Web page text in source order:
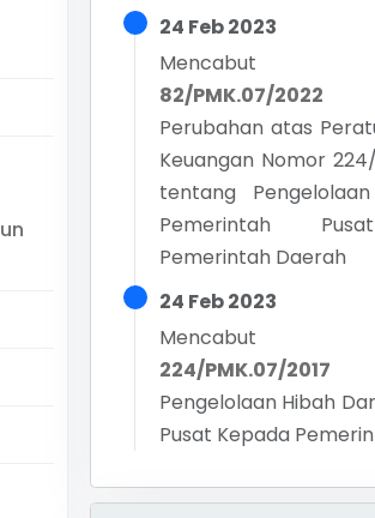
24 Feb 2023
Mencabut
82/PMK.07/2022
Perubahan atas
Keuangan Nomor
tentang
Pemerintah
Pemerintah Daerah
24 Feb 2023
Mencabut
224/PMK.07/2017
Pengelolaan Hibah
Pusat Kepada